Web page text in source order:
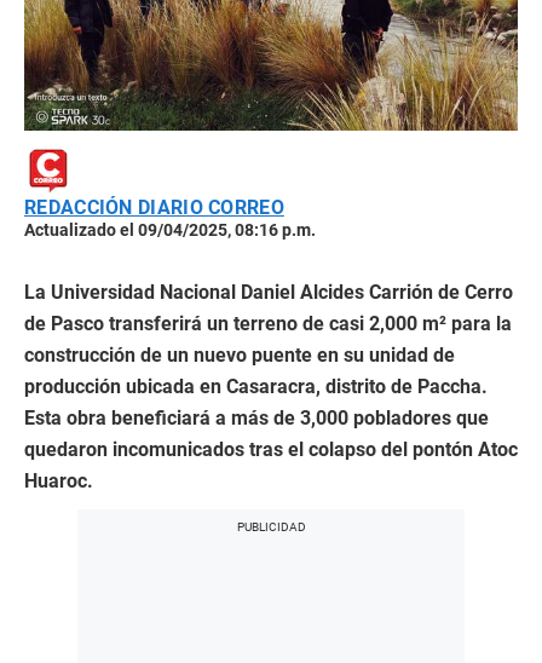
REDACCIÓN DIARIO CORREO
Actualizado el 09/04/2025, 08:16 p.m.
La Universidad Nacional Daniel Alcides Carrión de Cerro
de Pasco transferirá un terreno de casi 2,000 m² para la
construcción de un nuevo puente en su unidad de
producción ubicada en Casaracra, distrito de Paccha.
Esta obra beneficiará a más de 3,000 pobladores que
quedaron incomunicados tras el colapso del pontón Atoc
Huaroc.